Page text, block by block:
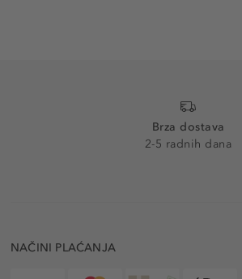
Brza dostava
2-5 radnih dana
NAČINI PLAĆANJA